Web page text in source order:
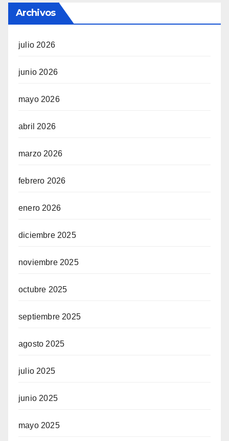
Archivos
julio 2026
junio 2026
mayo 2026
abril 2026
marzo 2026
febrero 2026
enero 2026
diciembre 2025
noviembre 2025
octubre 2025
septiembre 2025
agosto 2025
julio 2025
junio 2025
mayo 2025